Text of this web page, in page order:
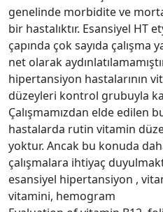
genelinde morbidite ve
bir hastalıktır. Esansiyel HT
çapında çok sayıda çalışma
net olarak
hipertansiyon hastalarının
düzeyleri kontrol grubuyla
Çalışmamızdan elde edilen
hastalarda rutin vitamin
yoktur. Ancak bu konuda
çalışmalara ihtiyaç
esansiyel hipertansiyon ,
vitamini, hemogram